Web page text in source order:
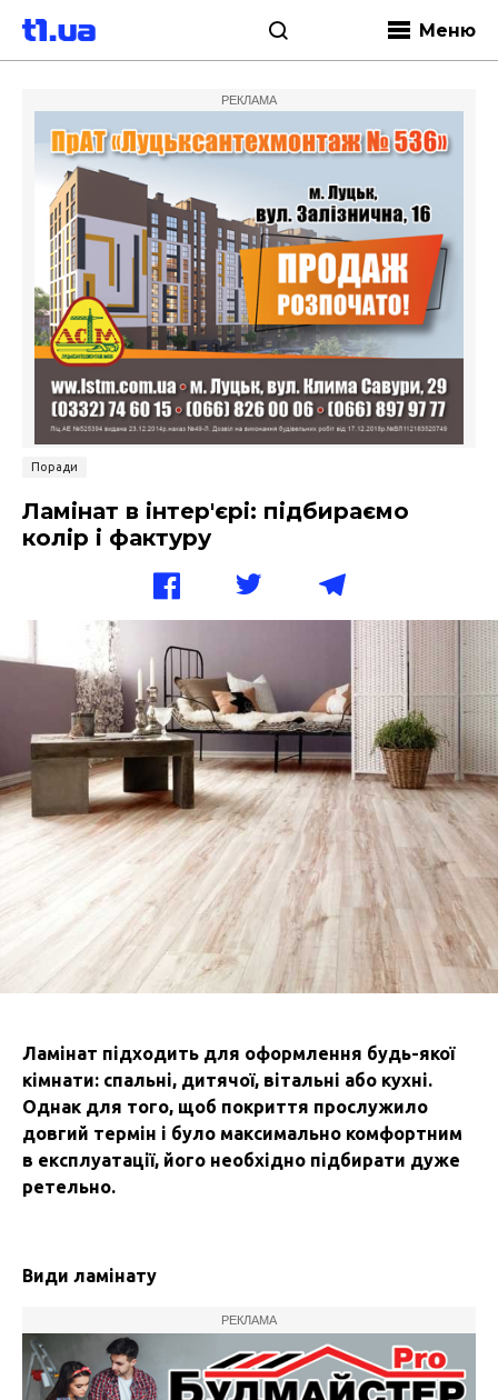
Меню
РЕКЛАМА
Поради
Ламінат в інтер'єрі: підбираємо
колір і фактуру
Ламінат підходить для оформлення будь-якої
кімнати: спальні, дитячої, вітальні або кухні.
Однак для того, щоб покриття прослужило
довгий термін і було максимально комфортним
в експлуатації, його необхідно підбирати дуже
ретельно.
Види ламінату
РЕКЛАМА